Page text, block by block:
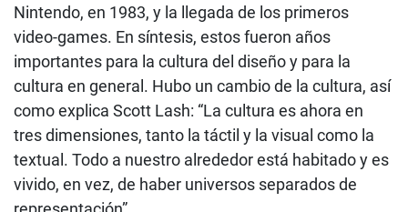
Nintendo, en 1983, y la llegada de los primeros
video-games. En síntesis, estos fueron años
importantes para la cultura del diseño y para la
cultura en general. Hubo un cambio de la cultura, así
como explica Scott Lash: “La cultura es ahora en
tres dimensiones, tanto la táctil y la visual como la
textual. Todo a nuestro alrededor está habitado y es
vivido, en vez, de haber universos separados de